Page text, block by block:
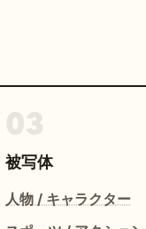
被写体
人物 / キャラクター